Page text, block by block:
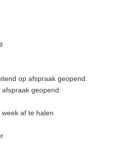
op afspraak geopend.
geopend.
af te halen